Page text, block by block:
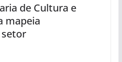
de Cultura e
mapeia